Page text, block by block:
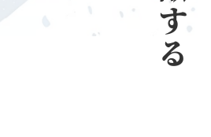
す
る